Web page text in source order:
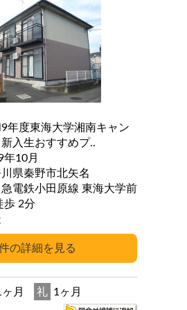
年度東海大学湘南キャン
入生おすすめプ..
年10月
県秦野市北矢名
電鉄小田原線 東海大学前
駅 徒歩 2分
ヶ月 礼 1ヶ月